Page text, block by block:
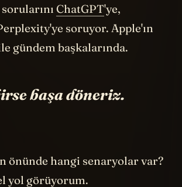
iPhone kullanıyor
ChatGPT'ye,
soruyor. Apple'ın
önünde hangi senaryolar var?